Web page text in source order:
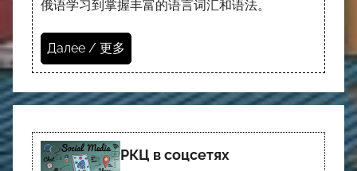
俄语学习到掌握丰富的语言词汇和语法。
Далее / 更多
РКЦ в соцсетях